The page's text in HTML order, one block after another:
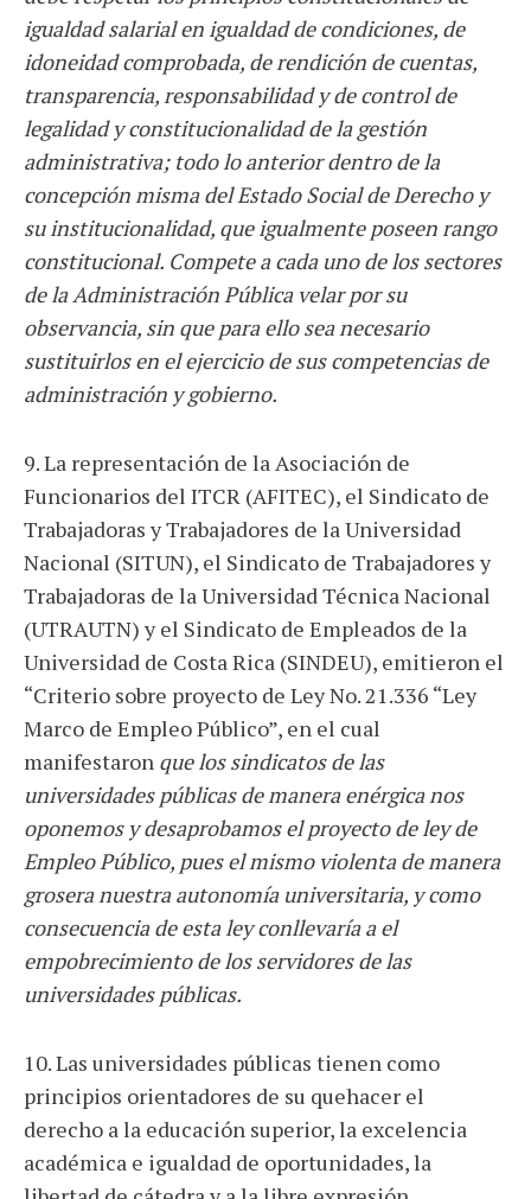
igualdad salarial en igualdad de condiciones, de
idoneidad comprobada, de rendición de cuentas,
transparencia, responsabilidad y de control de
legalidad y constitucionalidad de la gestión
administrativa; todo lo anterior dentro de la
concepción misma del Estado Social de Derecho y
su institucionalidad, que igualmente poseen rango
constitucional. Compete a cada uno de los sectores
de la Administración Pública velar por su
observancia, sin que para ello sea necesario
sustituirlos en el ejercicio de sus competencias de
administración y gobierno.
9. La representación de la Asociación de
Funcionarios del ITCR (AFITEC), el Sindicato de
Trabajadoras y Trabajadores de la Universidad
Nacional (SITUN), el Sindicato de Trabajadores y
Trabajadoras de la Universidad Técnica Nacional
(UTRAUTN) y el Sindicato de Empleados de la
Universidad de Costa Rica (SINDEU), emitieron el
“Criterio sobre proyecto de Ley No. 21.336 “Ley
Marco de Empleo Público”, en el cual
manifestaron que los sindicatos de las
universidades públicas de manera enérgica nos
oponemos y desaprobamos el proyecto de ley de
Empleo Público, pues el mismo violenta de manera
grosera nuestra autonomía universitaria, y como
consecuencia de esta ley conllevaría a el
empobrecimiento de los servidores de las
universidades públicas.
10. Las universidades públicas tienen como
principios orientadores de su quehacer el
derecho a la educación superior, la excelencia
académica e igualdad de oportunidades, la